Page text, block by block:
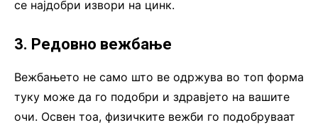
се најдобри извори на цинк.
3. Редовно вежбање
Вежбањето не само што ве одржува во топ форма
туку може да го подобри и здравјето на вашите
очи. Освен тоа, физичките вежби го подобруваат